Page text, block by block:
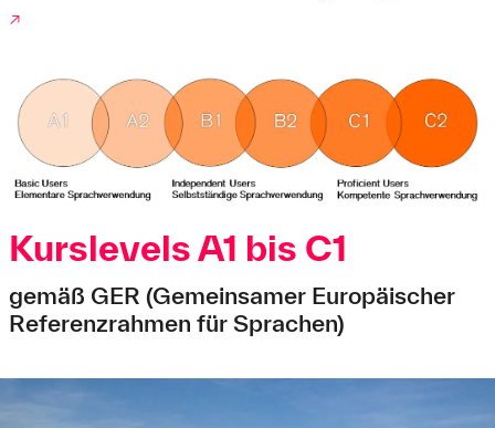
↗
Kurslevels A1 bis C1
gemäß GER (Gemeinsamer Europäischer
Referenzrahmen für Sprachen)